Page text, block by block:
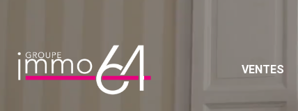
VENTES